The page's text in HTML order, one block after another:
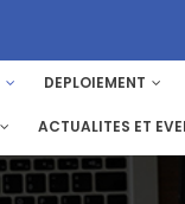
DEPLOIEMENT
ACTUALITES ET